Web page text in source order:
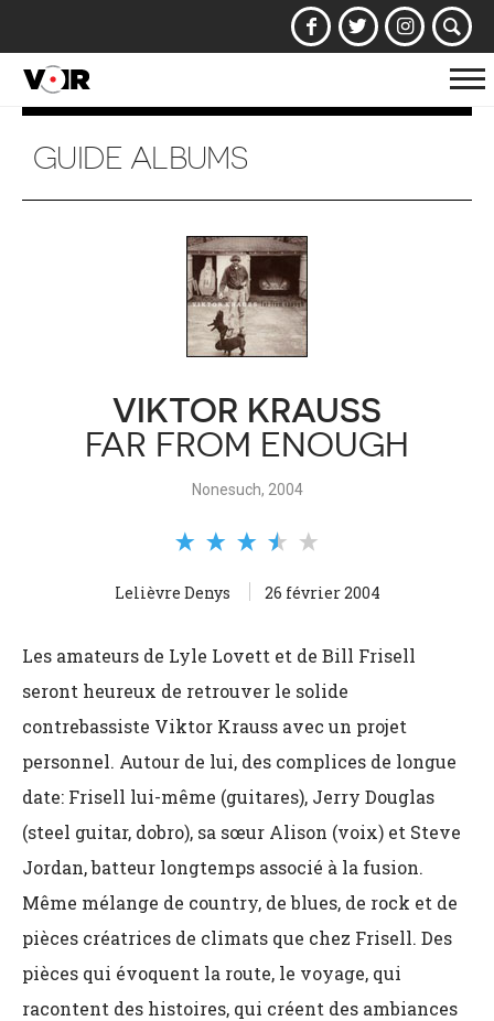
la
GUIDE ALBUMS
VIKTOR KRAUSS
FAR FROM ENOUGH
Nonesuch, 2004
Lelièvre Denys 26 février 2004
Les amateurs de Lyle Lovett et de Bill Frisell
seront heureux de retrouver le solide
contrebassiste Viktor Krauss avec un projet
personnel. Autour de lui, des complices de longue
date: Frisell lui-même (guitares), Jerry Douglas
(steel guitar, dobro), sa sœur Alison (voix) et Steve
Jordan, batteur longtemps associé à la fusion.
Même mélange de country, de blues, de rock et de
pièces créatrices de climats que chez Frisell. Des
pièces qui évoquent la route, le voyage, qui
racontent des histoires, qui créent des ambiances